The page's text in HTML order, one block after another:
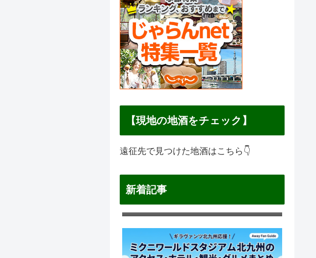
【現地の地酒をチェック】
遠征先で見つけた地酒はこちら👇
新着記事
横浜F・マリノス遠征ガイド｜日産ス
タジアムのアクセス・ホテル・観
光・グルメまとめ